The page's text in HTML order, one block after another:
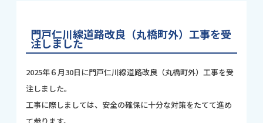
門戸仁川線道路改良（丸橋町外）工事を受
注しました
2025年６月30日に門戸仁川線道路改良（丸橋町外）工事を受
注しました。
工事に際しましては、安全の確保に十分な対策をたてて進め